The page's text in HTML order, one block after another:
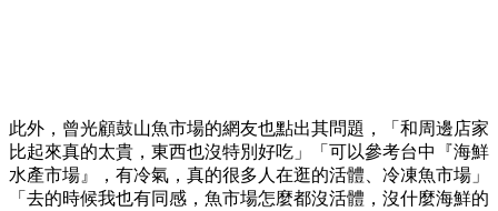
此外，曾光顧鼓山魚市場的網友也點出其問題，「和周邊店家
比起來真的太貴，東西也沒特別好吃」「可以參考台中『海鮮
水產市場』，有冷氣，真的很多人在逛的活體、冷凍魚市場」
「去的時候我也有同感，魚市場怎麼都沒活體，沒什麼海鮮的